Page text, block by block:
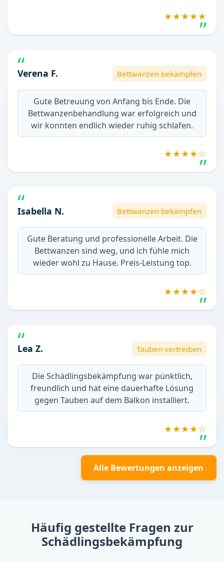
★★★★★
Verena F. Bettwanzen bekämpfen
Gute Betreuung von Anfang bis Ende. Die
Bettwanzenbehandlung war erfolgreich und
wir konnten endlich wieder ruhig schlafen.
★★★★☆
Isabella N. Bettwanzen bekämpfen
Gute Beratung und professionelle Arbeit. Die
Bettwanzen sind weg, und ich fühle mich
wieder wohl zu Hause. Preis-Leistung top.
★★★★☆
Lea Z. Tauben vertreiben
Die Schädlingsbekämpfung war pünktlich,
freundlich und hat eine dauerhafte Lösung
gegen Tauben auf dem Balkon installiert.
★★★★☆
Alle Bewertungen anzeigen
Häufig gestellte Fragen zur
Schädlingsbekämpfung